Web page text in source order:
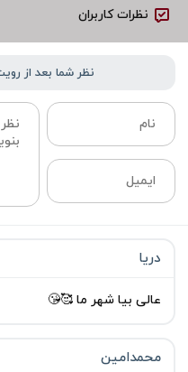
نظرات کاربران
نظر شما بعد از
دریا
عالی بیا شهر ما ‌‌🥰😘
محمدامین